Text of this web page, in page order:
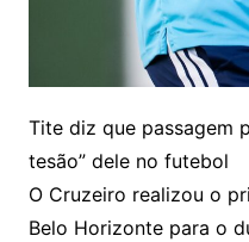
Tite diz que passagem
tesão” dele no futebol
O Cruzeiro realizou o
Belo Horizonte para o